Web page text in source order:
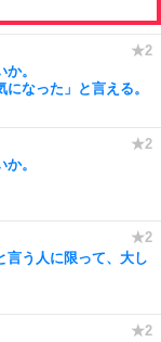
。
なった」と言える。
。
言う人に限って、大し